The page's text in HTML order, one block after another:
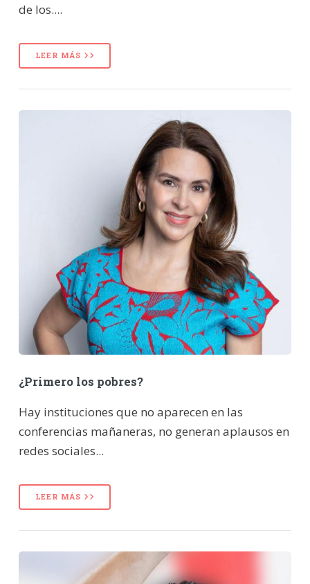
de los....
LEER MÁS
¿Primero los pobres?
Hay instituciones que no aparecen en las
conferencias mañaneras, no generan aplausos en
redes sociales...
LEER MÁS